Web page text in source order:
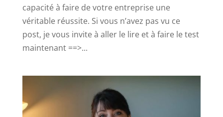
capacité à faire de votre entreprise une
véritable réussite. Si vous n’avez pas vu ce
post, je vous invite à aller le lire et à faire le test
maintenant ==>...